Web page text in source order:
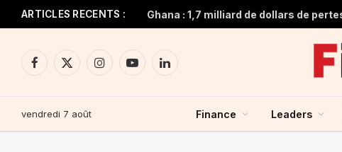
ARTICLES RECENTS :
Facebook
X
InstagramYouTubeLinkedIn
vendredi 7 août Finance Leaders